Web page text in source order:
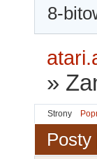
8-
»
Strony
Posty